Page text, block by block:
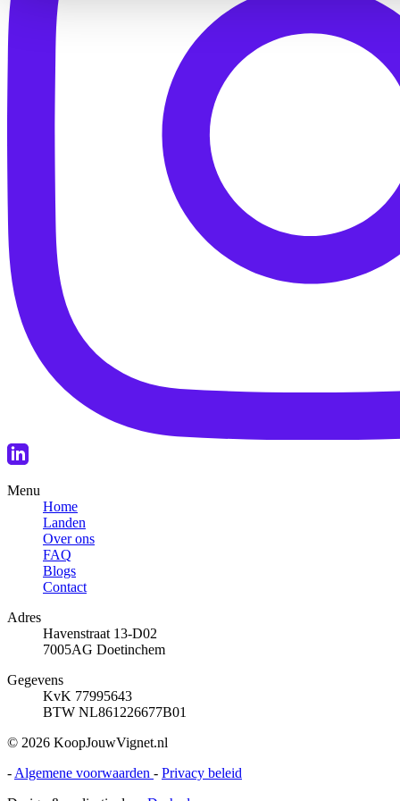
Menu
Home
Landen
Over ons
FAQ
Blogs
Contact
Adres
Havenstraat 13-D02
7005AG Doetinchem
Gegevens
KvK 77995643
BTW NL861226677B01
© 2026 KoopJouwVignet.nl
- Algemene voorwaarden - Privacy beleid